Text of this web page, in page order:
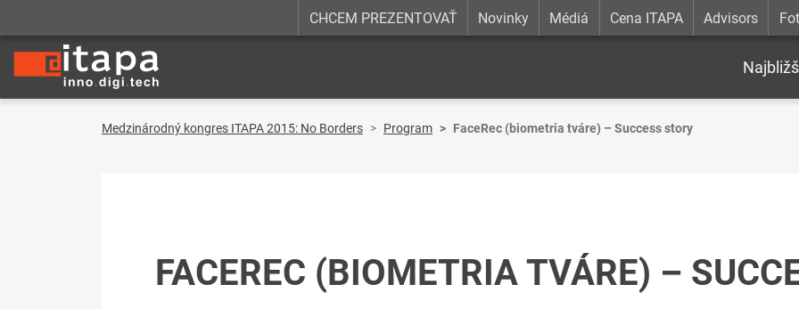
CHCEM PREZENTOVAŤ Novinky Médiá Cena ITAPA Advisors
Medzinárodný kongres ITAPA 2015: No Borders Program FaceRec (biometria tváre) – Success story
FACEREC (BIOMETRIA TVÁRE) –